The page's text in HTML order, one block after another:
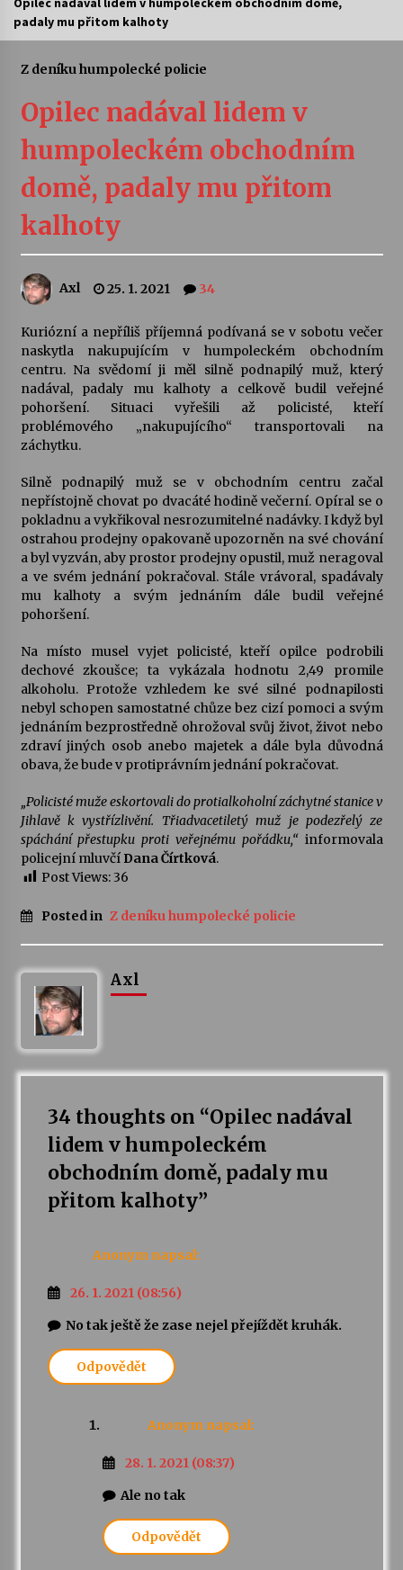
Letní koncerty ve Stromovce: Ars Camerata a
4. 8. 2026
Vernisáž výstavy Josefíny Duškové: Stávám se
30. 7. 2026
Veselí muzikanti
šedesátka: 28. 7.–1. 8. 2026
Letní koncerty ve Stromovce: Kolchoz a
Jenakaši
28. 7. 2026
Letní koncerty ve Stromovce: Rufus Miller
22. 7. 2026
Vysočinka
Ozvěny prázdnin
14. 7. 2026
Za kulturou kousek za Humpolec. V Želivě ožije
13. 7. 2026
Varhanní recitál Michala Novenka v Klášteře
Želiv
padaly mu přitom kalhoty
Z deníku humpolecké policie
Opilec nadával lidem v
humpoleckém obchodním
domě, padaly mu přitom
kalhoty
Axl 25. 1. 2021 34
Kuriózní a nepříliš příjemná podívaná se v sobotu večer
naskytla nakupujícím v humpoleckém obchodním
centru. Na svědomí ji měl silně podnapilý muž, který
nadával, padaly mu kalhoty a celkově budil veřejné
pohoršení. Situaci vyřešili až policisté, kteří
problémového „nakupujícího“ transportovali na
záchytku.
Silně podnapilý muž se v obchodním centru začal
nepřístojně chovat po dvacáté hodině večerní. Opíral se o
pokladnu a vykřikoval nesrozumitelné nadávky. I když byl
ostrahou prodejny opakovaně upozorněn na své chování
a byl vyzván, aby prostor prodejny opustil, muž neragoval
a ve svém jednání pokračoval. Stále vrávoral, spadávaly
mu kalhoty a svým jednáním dále budil veřejné
pohoršení.
Na místo musel vyjet policisté, kteří opilce podrobili
dechové zkoušce; ta vykázala hodnotu 2,49 promile
alkoholu. Protože vzhledem ke své silné podnapilosti
nebyl schopen samostatné chůze bez cizí pomoci a svým
jednáním bezprostředně ohrožoval svůj život, život nebo
zdraví jiných osob anebo majetek a dále byla důvodná
obava, že bude v protiprávním jednání pokračovat.
„Policisté muže eskortovali do protialkoholní záchytné stanice v
Jihlavě k vystřízlivění. Třiadvacetiletý muž je podezřelý ze
spáchání přestupku proti veřejnému pořádku,“informovala
policejní mluvčí Dana Čírtková.
Post Views:36
Posted in Z deníku humpolecké policie
Axl
34 thoughts on “Opilec nadával
lidem v humpoleckém
obchodním domě, padaly mu
přitom kalhoty”
Anonym napsal:
26. 1. 2021 (08:56)
No tak ještě že zase nejel přejíždět kruhák.
Odpovědět
Anonym napsal:
28. 1. 2021 (08:37)
Ale no tak
Odpovědět